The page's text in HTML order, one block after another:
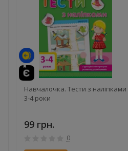
Навчалочка. Тести з наліпками
3-4 роки
99 грн.
0